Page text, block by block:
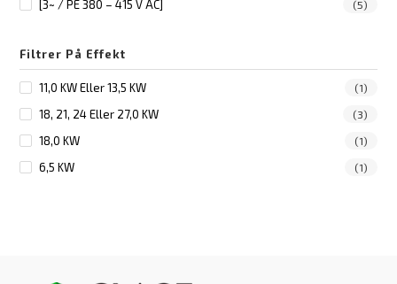
[3~ / PE 380 – 415 V AC] (5)
Filtrer På Effekt
11,0 KW Eller 13,5 KW (1)
18, 21, 24 Eller 27,0 KW (3)
18,0 KW (1)
6,5 KW (1)